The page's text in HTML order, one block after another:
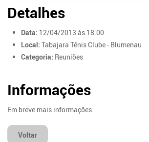
Detalhes
Data: 12/04/2013 às 18:00
Local: Tabajara Tênis Clube - Blumenau
Categoria: Reuniões
Informações
Em breve mais informações.
Voltar